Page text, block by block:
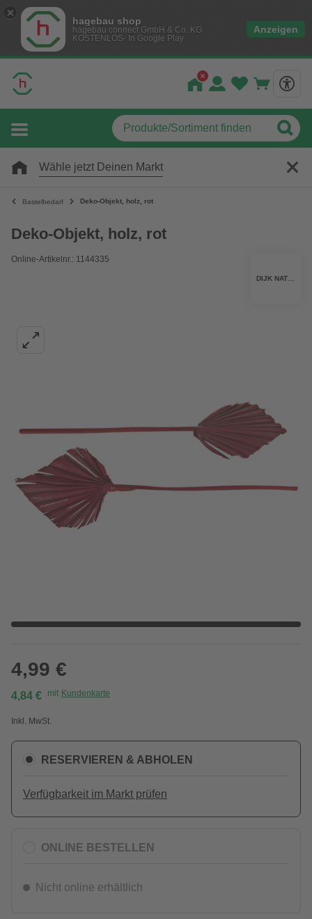
hagebau shop
hagebau connect GmbH & Co. KG
KOSTENLOS- In Google Play
Anzeigen
Wähle jetzt Deinen Markt
Bastelbedarf Deko-Objekt, holz, rot
Deko-Objekt, holz, rot
Online-Artikelnr.: 1144335
4,99 €
4,84 € mit Kundenkarte
Inkl. MwSt.
RESERVIEREN & ABHOLEN
Verfügbarkeit im Markt prüfen
ONLINE BESTELLEN
Nicht online erhältlich